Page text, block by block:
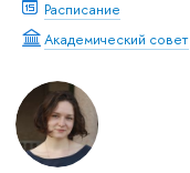
Расписание
Академический совет